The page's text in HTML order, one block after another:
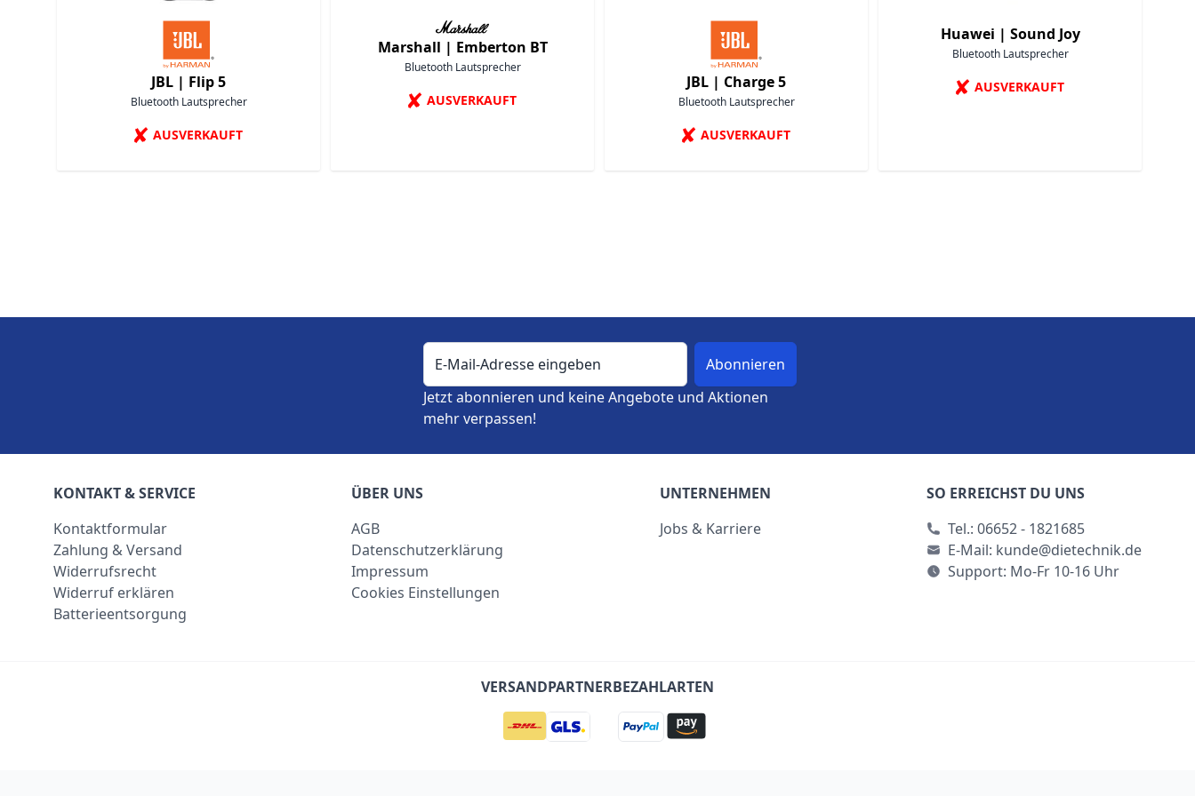
JBL | Flip 5
Bluetooth Lautsprecher
✘ AUSVERKAUFT
Marshall | Emberton BT
Bluetooth Lautsprecher
✘ AUSVERKAUFT
JBL | Charge 5
Bluetooth Lautsprecher
✘ AUSVERKAUFT
Huawei | Sound Joy
Bluetooth Lautsprecher
✘ AUSVERKAUFT
E-Mail-Adresse
Jetzt abonnieren und keine Angebote und Aktionen
mehr verpassen!
KONTAKT & SERVICE
Kontaktformular
Zahlung & Versand
Widerrufsrecht
Widerruf erklären
Batterieentsorgung
ÜBER UNS
AGB
Datenschutzerklärung
Impressum
Cookies Einstellungen
UNTERNEHMEN
Jobs & Karriere
SO ERREICHST DU UNS
Tel.: 06652 - 1821685
E-Mail: kunde@dietechnik.de
Support: Mo-Fr 10-16 Uhr
VERSANDPARTNERBEZAHLARTEN